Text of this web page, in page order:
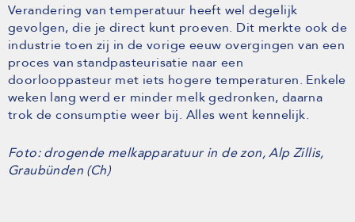
Verandering van temperatuur heeft wel degelijk
gevolgen, die je direct kunt proeven. Dit merkte ook de
industrie toen zij in de vorige eeuw overgingen van een
proces van standpasteurisatie naar een
doorlooppasteur met iets hogere temperaturen. Enkele
weken lang werd er minder melk gedronken, daarna
trok de consumptie weer bij. Alles went kennelijk.
Foto: drogende melkapparatuur in de zon, Alp Zillis,
Graubünden (Ch)